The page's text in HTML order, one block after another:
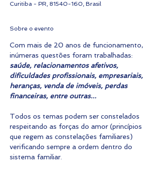
Curitiba - PR, 81540-160, Brasil
Sobre o evento
Com mais de 20 anos de funcionamento,
inúmeras questões foram trabalhadas:
saúde, relacionamentos afetivos,
dificuldades profissionais, empresariais,
heranças, venda de imóveis, perdas
financeiras, entre outras...
Todos os temas podem ser constelados
respeitando as forças do amor (princípios
que regem as constelações familiares)
verificando sempre a ordem dentro do
sistema familiar.